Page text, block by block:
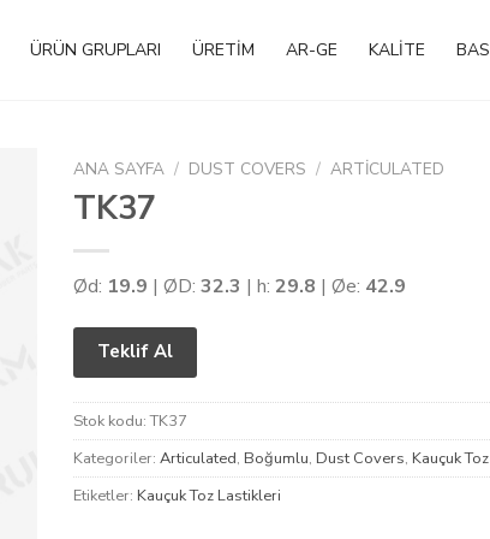
ÜRÜN GRUPLARI ÜRETİM AR-GE KALİTE
ANA SAYFA / DUST COVERS / ARTICULATED
TK37
Ød: 19.9 | ØD: 32.3 | h: 29.8 | Øe: 42.9
Teklif Al
Stok kodu:TK37
Kategoriler: Articulated, Boğumlu, Dust Covers, Kauçuk
Etiketler: Kauçuk Toz Lastikleri